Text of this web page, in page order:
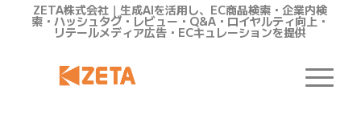
ZETA株式会社｜生成AIを活用し、EC商品検索・企業内検
索・ハッシュタグ・レビュー・Q&A・ロイヤルティ向上・
リテールメディア広告・ECキュレーションを提供